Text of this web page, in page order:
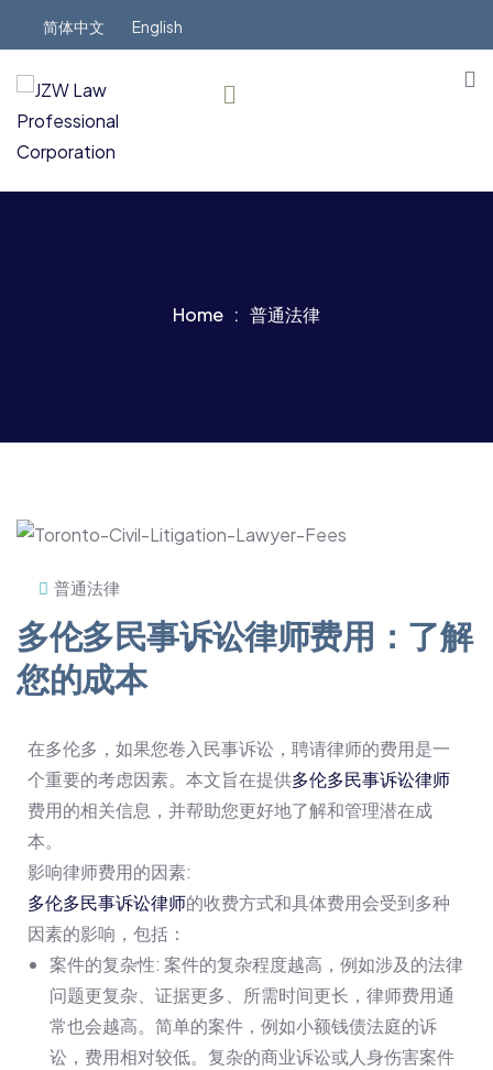
简体中文 English
Home 普通法律
普通法律
多伦多民事诉讼律师费用：了解
您的成本
在多伦多，如果您卷入民事诉讼，聘请律师的费用是一
个重要的考虑因素。本文旨在提供多伦多民事诉讼律师
费用的相关信息，并帮助您更好地了解和管理潜在成
本。
影响律师费用的因素:
多伦多民事诉讼律师的收费方式和具体费用会受到多种
因素的影响，包括：
案件的复杂性: 案件的复杂程度越高，例如涉及的法律
问题更复杂、证据更多、所需时间更长，律师费用通
常也会越高。简单的案件，例如小额钱债法庭的诉
讼，费用相对较低。复杂的商业诉讼或人身伤害案件